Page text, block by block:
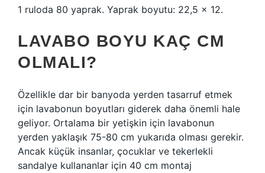
1 ruloda 80 yaprak. Yaprak boyutu: 22,5 x 12.
LAVABO BOYU KAÇ CM
OLMALI?
Özellikle dar bir banyoda yerden tasarruf etmek
için lavabonun boyutları giderek daha önemli hale
geliyor. Ortalama bir yetişkin için lavabonun
yerden yaklaşık 75-80 cm yukarıda olması gerekir.
Ancak küçük insanlar, çocuklar ve tekerlekli
sandalye kullananlar için 40 cm montaj